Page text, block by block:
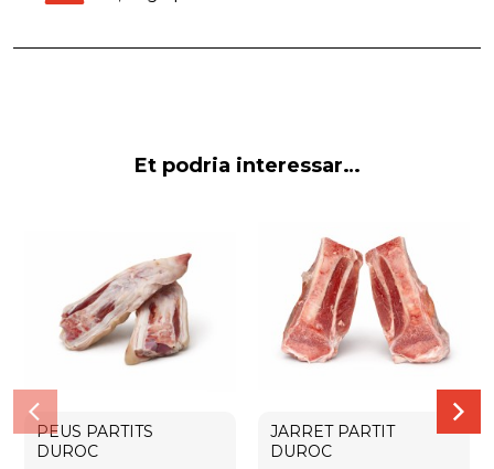
Et podria interessar…
PEUS PARTITS
DUROC
JARRET PARTIT
DUROC